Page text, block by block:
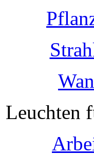
Leuchten